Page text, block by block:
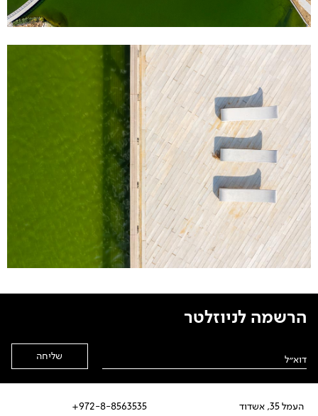
העמל 35, אשדוד 972-8-8563535+
הרשמה לניוזלטר